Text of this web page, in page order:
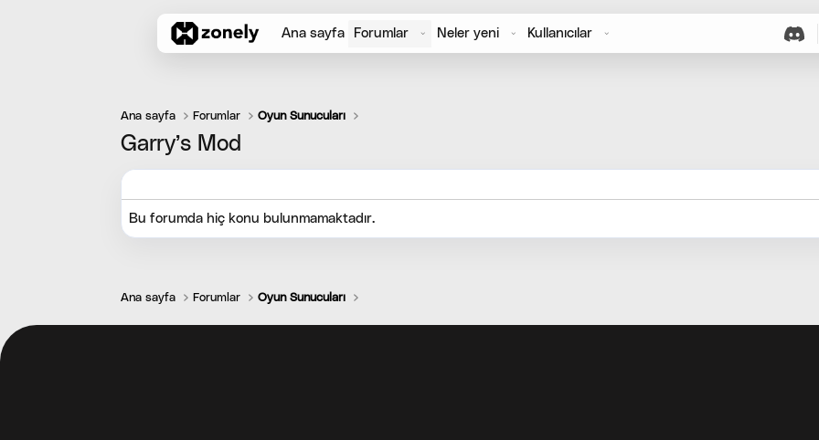
Ana sayfa Forumlar Neler yeni Kullanıcılar
Ana sayfa Forumlar Oyun Sunucuları
Garry’s Mod
Bu forumda hiç konu bulunmamaktadır.
Ana sayfa Forumlar Oyun Sunucuları